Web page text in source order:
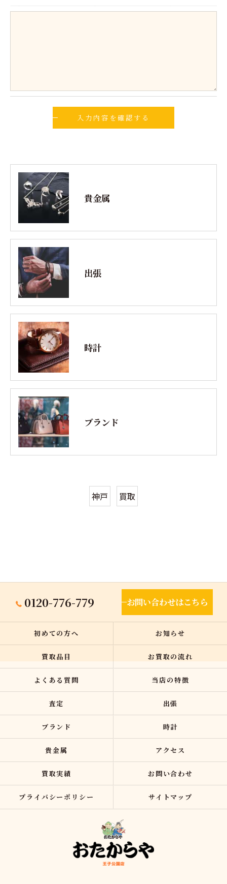
＜個人情報を与えなかった場合に生じる結果＞
＜個人情報の開示･訂正・削除･利用停止の手続につ
当社では、お客様の個人情報の開示･訂正･削除・利
す。
個人情報の開示･訂正･削除・利用停止の具体的手続
きにつきましては、お電話でお問合せ下さい。
貴金属
出張
時計
ブランド
神戸 買取
0120-776-779 お問い合わせはこちら
初めての方へ お知らせ
買取品目 お買取の流れ
よくある質問 当店の特徴
査定 出張
ブランド 時計
貴金属 アクセス
買取実績 お問い合わせ
プライバシーポリシー サイトマップ